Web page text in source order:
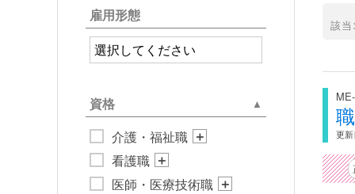
看護職
医師・医療技術職
その他
雇用形態
資格
介護・福祉職
看護職
医師・医療技術職
該
更